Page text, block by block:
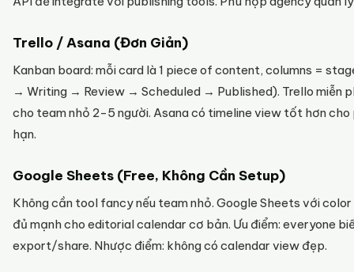
Trello / Asana (Đơn Giản)
Kanban board: mỗi card là 1 piece of content, columns =
→ Writing → Review → Scheduled → Published). Trello miễn
cho team nhỏ 2-5 người. Asana có timeline view tốt hơn cho
hạn.
Google Sheets (Free, Không Cần Setup)
Không cần tool fancy nếu team nhỏ. Google Sheets với
đủ mạnh cho editorial calendar cơ bản. Ưu điểm: everyone
export/share. Nhược điểm: không có calendar view đẹp.